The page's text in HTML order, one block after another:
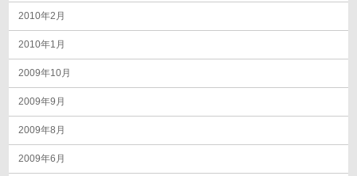
2010年2月
2010年1月
2009年10月
2009年9月
2009年8月
2009年6月